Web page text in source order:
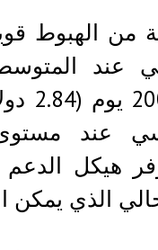
من الهبوط
عند
هيكل
الذي يمكن